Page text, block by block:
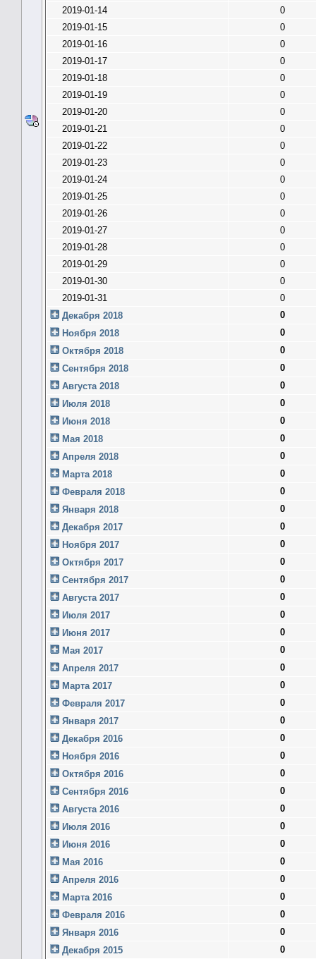
2019-01-14
0
2019-01-15
0
2019-01-16
0
2019-01-17
0
2019-01-18
0
2019-01-19
0
2019-01-20
0
2019-01-21
0
2019-01-22
0
2019-01-23
0
2019-01-24
0
2019-01-25
0
2019-01-26
0
2019-01-27
0
2019-01-28
0
2019-01-29
0
2019-01-30
0
2019-01-31
0
Декабря 2018
0
Ноября 2018
0
Октября 2018
0
Сентября 2018
0
Августа 2018
0
Июля 2018
0
Июня 2018
0
Мая 2018
0
Апреля 2018
0
Марта 2018
0
Февраля 2018
0
Января 2018
0
Декабря 2017
0
Ноября 2017
0
Октября 2017
0
Сентября 2017
0
Августа 2017
0
Июля 2017
0
Июня 2017
0
Мая 2017
0
Апреля 2017
0
Марта 2017
0
Февраля 2017
0
Января 2017
0
Декабря 2016
0
Ноября 2016
0
Октября 2016
0
Сентября 2016
0
Августа 2016
0
Июля 2016
0
Июня 2016
0
Мая 2016
0
Апреля 2016
0
Марта 2016
0
Февраля 2016
0
Января 2016
0
Декабря 2015
0